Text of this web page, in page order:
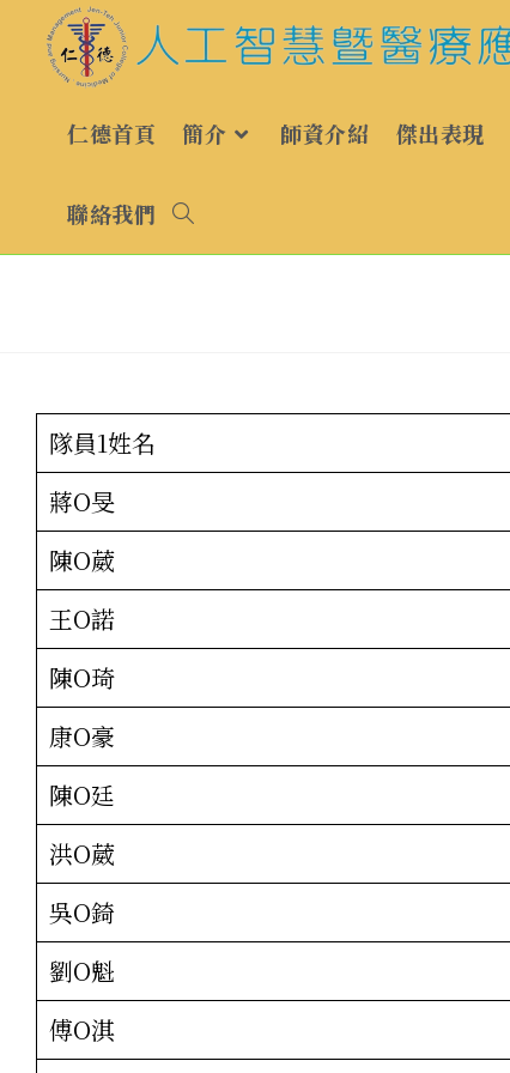
content
仁德首頁 簡介 師資介紹 傑出表現
聯絡我們
隊員1姓名
蔣O旻
陳O葳
王O諾
陳O琦
康O豪
陳O廷
洪O葳
吳O錡
劉O魁
傅O淇